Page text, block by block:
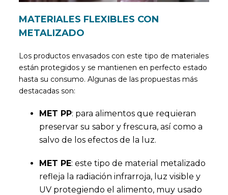
MATERIALES FLEXIBLES CON
METALIZADO
Los productos envasados con este tipo de materiales
están protegidos y se mantienen en perfecto estado
hasta su consumo. Algunas de las propuestas más
destacadas son:
MET PP: para alimentos que requieran
preservar su sabor y frescura, así como a
salvo de los efectos de la luz.
MET PE: este tipo de material metalizado
refleja la radiación infrarroja, luz visible y
UV protegiendo el alimento, muy usado